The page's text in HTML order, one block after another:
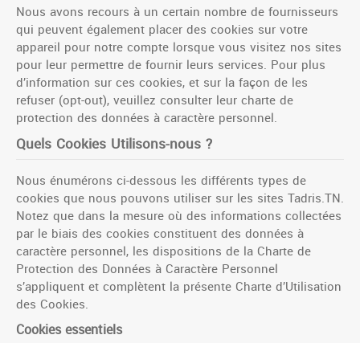
Nous avons recours à un certain nombre de fournisseurs
qui peuvent également placer des cookies sur votre
appareil pour notre compte lorsque vous visitez nos sites
pour leur permettre de fournir leurs services. Pour plus
d’information sur ces cookies, et sur la façon de les
refuser (opt-out), veuillez consulter leur charte de
protection des données à caractère personnel.
Quels Cookies Utilisons-nous ?
Nous énumérons ci-dessous les différents types de
cookies que nous pouvons utiliser sur les sites Tadris.TN.
Notez que dans la mesure où des informations collectées
par le biais des cookies constituent des données à
caractère personnel, les dispositions de la Charte de
Protection des Données à Caractère Personnel
s’appliquent et complètent la présente Charte d’Utilisation
des Cookies.
Cookies essentiels